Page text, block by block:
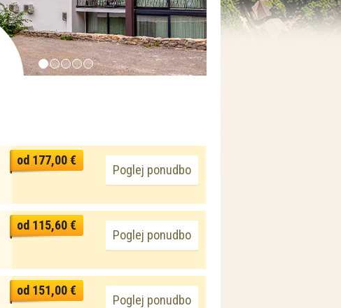
Poglej ponudbo
od 177,00 €
Poglej ponudbo
od 115,60 €
Poglej ponudbo
od 151,00 €